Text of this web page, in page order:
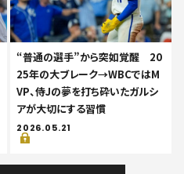
“普通の選手”から突如覚醒 20
25年の大ブレーク→WBCではM
VP、侍Jの夢を打ち砕いたガルシ
アが大切にする習慣
2026.05.21